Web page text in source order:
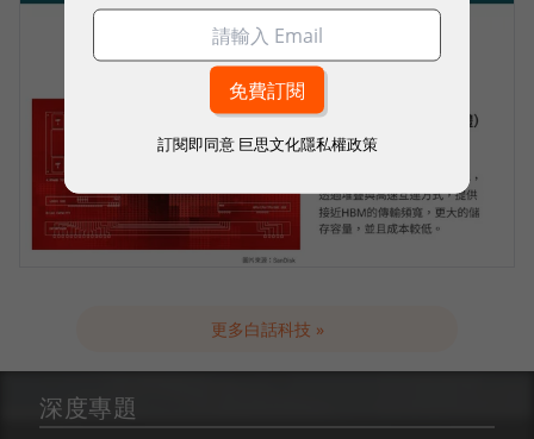
更多白話科技 »
深度專題
訂閱即同意 巨思文化隱私權政策